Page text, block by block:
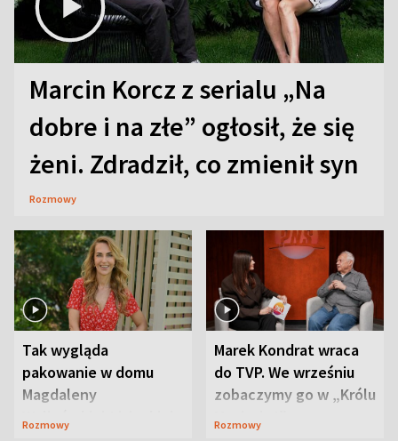
Marcin Korcz z serialu „Na
dobre i na złe” ogłosił, że się
żeni. Zdradził, co zmienił syn
Rozmowy
Tak wygląda
pakowanie w domu
Magdaleny
Waligórskiej-Lisieckiej.
Rozmowy
Marek Kondrat wraca
do TVP. We wrześniu
zobaczymy go w „Królu
Maciusiu I”
Rozmowy